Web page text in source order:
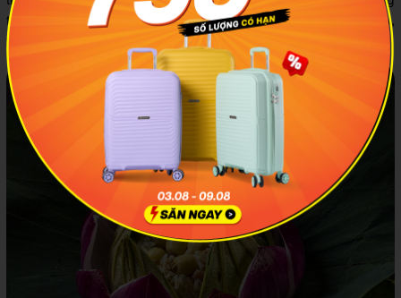
thơm dẻo, trộn đều cùng hạt sen, hạt đậu hà lan, thịt xá xíu,
tôm sông và nấm hương cắt hạt lựu.